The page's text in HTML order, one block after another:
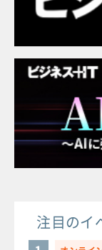
注目のイ